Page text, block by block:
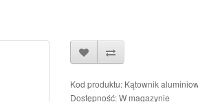
Kod produktu: Kątownik
Dostępność: W magazynie